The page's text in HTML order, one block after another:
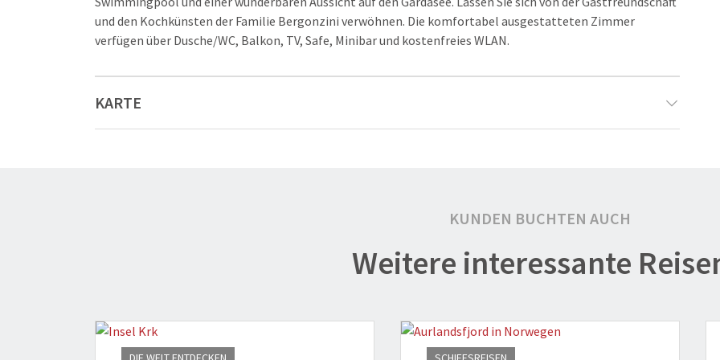
und den Kochkünsten der Familie Bergonzini verwöhnen. Die komfortabel ausgestatteten Zimmer
verfügen über Dusche/WC, Balkon, TV, Safe, Minibar und kostenfreies WLAN.
KARTE
KUNDEN BUCHTEN AUCH
Weitere interessante